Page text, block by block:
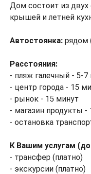
Дом состоит из двух
крышей и летней
Автостоянка: рядом
Расстояния:
- пляж галечный - 5-7
- центр города - 15
- рынок - 15 минут
- магазин продукты -
- остановка
К Вашим услугам
- трансфер (платно)
- экскурсии (платно)